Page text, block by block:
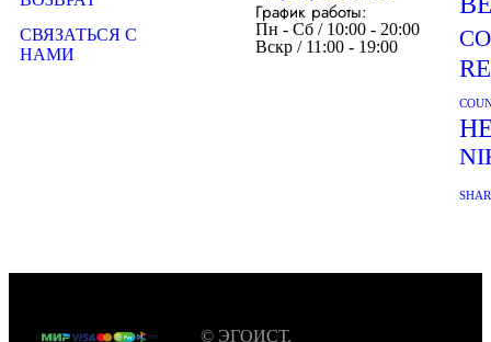
СВЯЗАТЬСЯ С
НАМИ
График работы:
Пн - Сб / 10:00 - 20:00
Вскр / 11:00 - 19:00
© ЭГОИСТ.